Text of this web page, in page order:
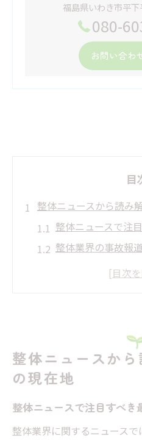
福島県いわき市平
080-
お問い合わ
目
整体ニュースから読み
整体ニュースで注
整体業界の事故報
整体に関するやめ
整体施術時の正し
整体のブラジャー
解説
整体の服装で注意
整体ニュースか
の現在地
整体ニュースで注目すべき
整体業界に関するニュース